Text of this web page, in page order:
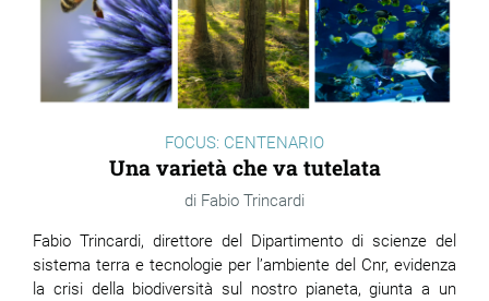
FOCUS: CENTENARIO
Una varietà che va tutelata
Fabio Trincardi
Fabio Trincardi, direttore del Dipartimento di scienze del
sistema terra e tecnologie per l’ambiente del Cnr, evidenza
la crisi della biodiversità sul nostro pianeta, giunta a un